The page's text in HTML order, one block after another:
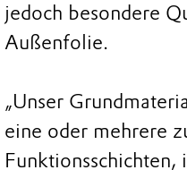
jedoch besondere
Außenfolie.
„Unser
eine oder mehrere